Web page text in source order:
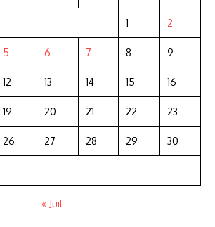
1 2
5 6 7 8 9
12 13 14 15 16
19 20 21 22 23
26 27 28 29 30
« Juil